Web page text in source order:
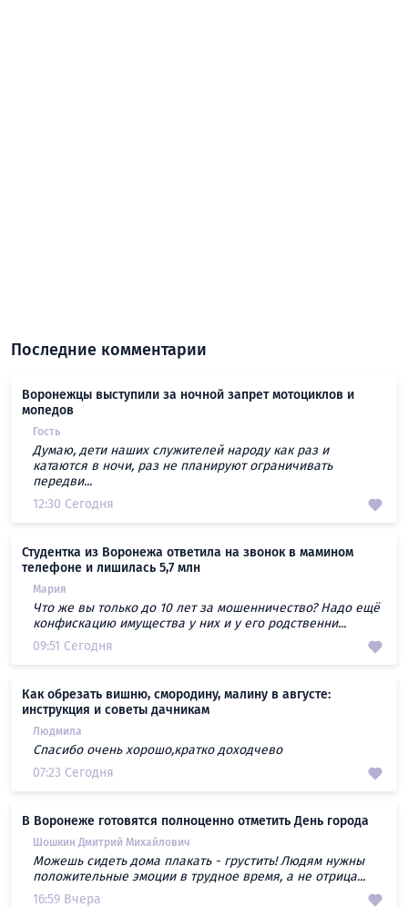
Последние комментарии
Воронежцы выступили за ночной запрет мотоциклов и
мопедов
Гость
Думаю, дети наших служителей народу как раз и
катаются в ночи, раз не планируют ограничивать
передви...
12:30 Сегодня
Студентка из Воронежа ответила на звонок в мамином
телефоне и лишилась 5,7 млн
Мария
Что же вы только до 10 лет за мошенничество? Надо ещё
конфискацию имущества у них и у его родственни...
09:51 Сегодня
Как обрезать вишню, смородину, малину в августе:
инструкция и советы дачникам
Людмила
Спасибо очень хорошо,кратко доходчево
07:23 Сегодня
В Воронеже готовятся полноценно отметить День города
Шошкин Дмитрий Михайлович
Можешь сидеть дома плакать - грустить! Людям нужны
положительные эмоции в трудное время, а не отрица...
16:59 Вчера